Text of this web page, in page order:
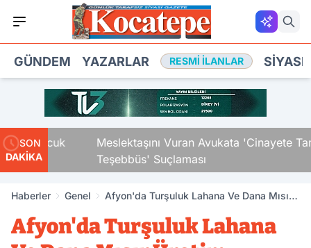
GÜNDEM YAZARLAR RESMI İLANLAR
SON
DAKİKA
Çocuk
Meslektaşını Vuran Avukata 'Cinayete Tam
Teşebbüs' Suçlaması
Haberler Genel
Afyon'da Turşuluk Lahana Ve Dana Mısır
Afyon'da Turşuluk Lahana